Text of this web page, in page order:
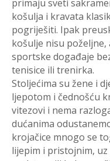
primaju sveti
košulja i kravata
pogriješiti. Ipak
košulje nisu
sportske događaje
tenisice ili trenirka.
Stoljećima su žene i
ljepotom i čednošću
vitezovi i nema
dućanima
krojačice mnogo se
lijepim i pristojnim,